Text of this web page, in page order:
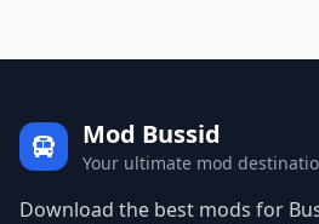
Mod Bussid
Your ultimate mod
Download the best mods for